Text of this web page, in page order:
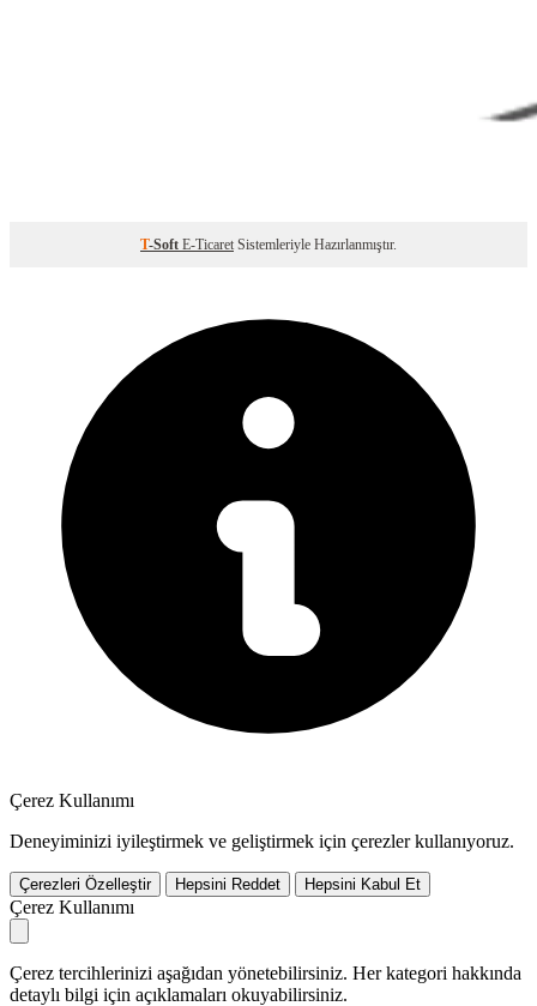
T-Soft E-Ticaret Sistemleriyle Hazırlanmıştır.
Çerez Kullanımı
Deneyiminizi iyileştirmek ve geliştirmek için çerezler kullanıyoruz.
Çerezleri Özelleştir Hepsini Reddet Hepsini Kabul Et
Çerez Kullanımı
Çerez tercihlerinizi aşağıdan yönetebilirsiniz. Her kategori hakkında
detaylı bilgi için açıklamaları okuyabilirsiniz.